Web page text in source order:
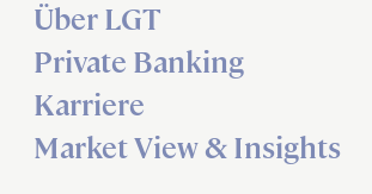
Über LGT
Private Banking
Karriere
Market View & Insights